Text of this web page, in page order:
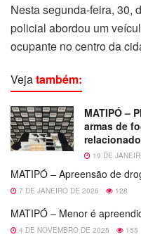
Nesta segunda-feira, 30,
policial abordou um
ocupante no centro da
Vejatambém:
MATIPÓ –
armas de
19 DE
MATIPÓ – Apreensão de
7 DE JANEIRO DE 2026 128
MATIPÓ – Menor é
4 DE NOVEMBRO DE 2025 155